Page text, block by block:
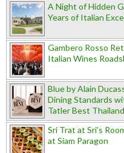
A Night of Hidden
Years of Italian
Gambero Rosso
Italian Wines
Blue by Alain
Dining Standards
Tatler Best
Sri Trat at Sri’s
at Siam Paragon